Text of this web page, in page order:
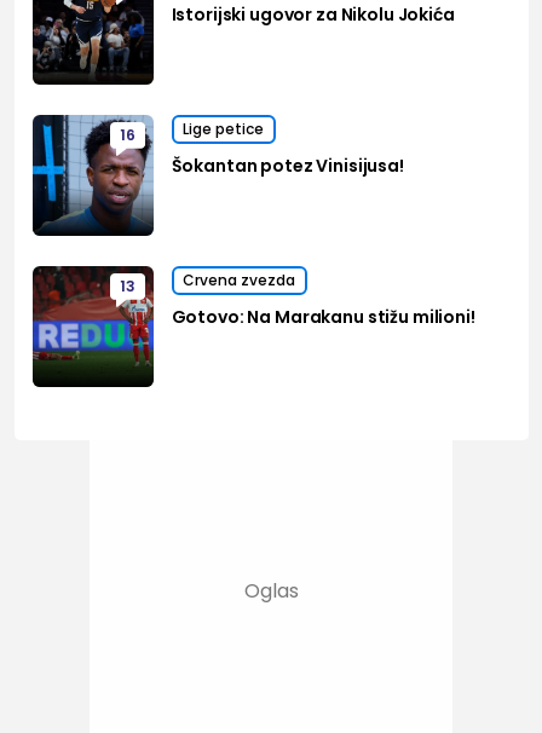
Istorijski ugovor za Nikolu Jokića
16 Lige petice
Šokantan potez Vinisijusa!
13 Crvena zvezda
Gotovo: Na Marakanu stižu milioni!